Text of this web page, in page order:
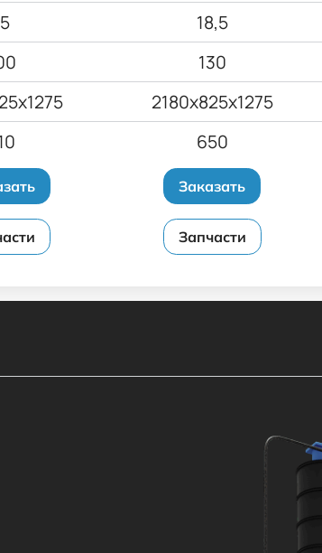
18,5
130
2180х825х1275
650
Заказать
Запчасти